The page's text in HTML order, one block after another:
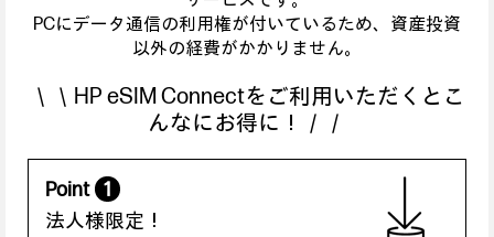
PCにデータ通信の利用権が付いているため、資産投資
以外の経費がかかりません。
＼＼HP eSIM Connectをご利用いただくとこ
んなにお得に！／／
Point
1
法人様限定！